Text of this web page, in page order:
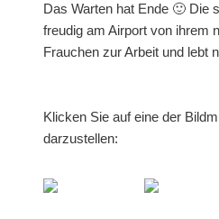
Das Warten hat Ende 🙂 Die
freudig am Airport von ihrem
Frauchen zur Arbeit und lebt
Klicken Sie auf eine der
darzustellen: